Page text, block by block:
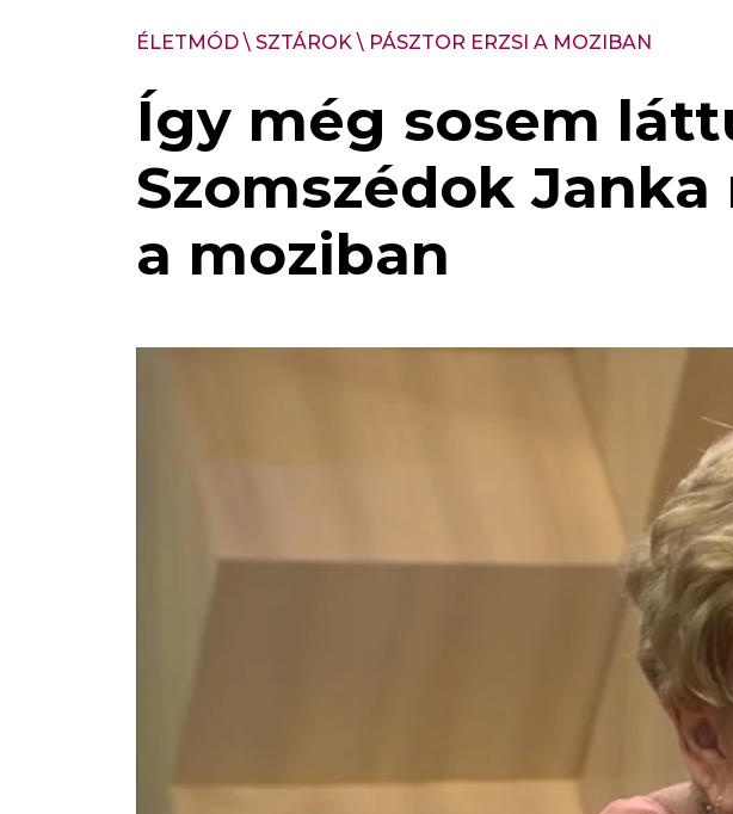
ÉLETMÓD\ SZTÁROK\ PÁSZTOR ERZSI A MOZIBAN
Így még sosem
Szomszédok
a moziban